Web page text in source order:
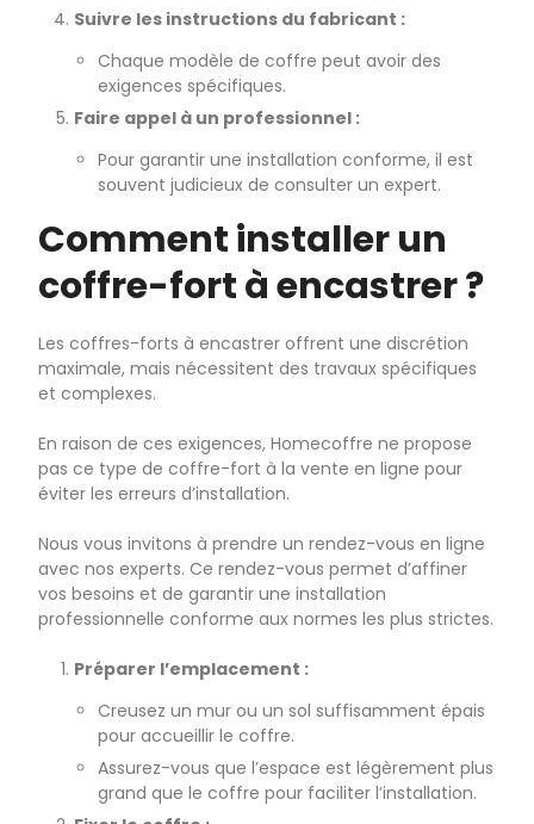
Suivre les instructions du fabricant :
Chaque modèle de coffre peut avoir des
exigences spécifiques.
Faire appel à un professionnel :
Pour garantir une installation conforme, il est
souvent judicieux de consulter un expert.
Comment installer un
coffre-fort à encastrer ?
Les coffres-forts à encastrer offrent une discrétion
maximale, mais nécessitent des travaux spécifiques
et complexes.
En raison de ces exigences, Homecoffre ne propose
pas ce type de coffre-fort à la vente en ligne pour
éviter les erreurs d’installation.
Nous vous invitons à prendre un rendez-vous en ligne
avec nos experts. Ce rendez-vous permet d’affiner
vos besoins et de garantir une installation
professionnelle conforme aux normes les plus strictes.
Préparer l’emplacement :
Creusez un mur ou un sol suffisamment épais
pour accueillir le coffre.
Assurez-vous que l’espace est légèrement plus
grand que le coffre pour faciliter l’installation.